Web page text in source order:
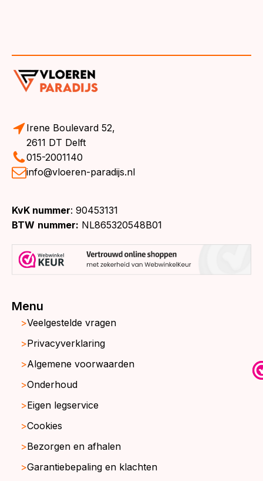
Irene Boulevard 52,
2611 DT Delft
015-2001140
info@vloeren-paradijs.nl
KvK nummer: 90453131
BTW nummer: NL865320548B01
Menu
Veelgestelde vragen
Privacyverklaring
Algemene voorwaarden
Onderhoud
Eigen legservice
Cookies
Bezorgen en afhalen
Garantiebepaling en klachten